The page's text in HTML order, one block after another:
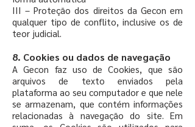
III – Proteção dos direitos da Gecon em
qualquer tipo de conflito, inclusive os de
teor judicial.
8. Cookies ou dados de navegação
A Gecon faz uso de Cookies, que são
arquivos de texto enviados pela
plataforma ao seu computador e que nele
se armazenam, que contém informações
relacionadas à navegação do site. Em